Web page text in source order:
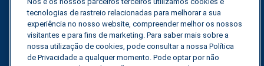
Rastreador de tarifas
Contactar-nos
tecnologias de rastreio relacionadas para melhorar a sua
experiência no nosso website, compreender melhor os nossos
visitantes e para fins de marketing. Para saber mais sobre a
nossa utilização de cookies, pode consultar a nossa Política
de Privacidade a qualquer momento. Pode optar por não